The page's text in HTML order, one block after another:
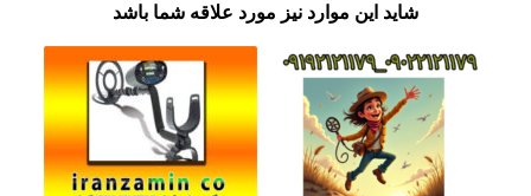
شاید این موارد نیز مورد علاقه شما باشد